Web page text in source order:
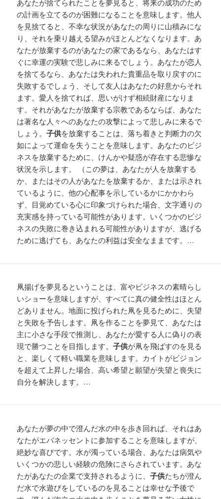
あなたが捨てられたことを夢見ると、将来の成功のため
の計画を立てるのが困難になることを意味します。他人
を見捨てると、不幸な状況があなたの周りに山積みにな
り、それを乗り越える望みがほとんどなくなります。あ
なたが放棄するのがあなたの家であるなら、あなたはす
ぐに幸運の実験で悲しみに来るでしょう。あなたが恋人
を捨てるなら、あなたは失われた貴重品を取り戻すのに
失敗するでしょう、そして友人はあなたの好意からそれ
ます。愛人を捨てれば、思いがけず相続財産になりま
す。それがあなたが放棄する宗教であるならば、あなた
は著名な人々へのあなたの攻撃によって悲しみに来るで
しょう。子供を放棄することは、落ち着きと判断力の欠
如によって運命を失うことを意味します。あなたのビジ
ネスを放棄するために、けんかや疑惑が存在する悲惨な
状況を示します。 （この夢は、あなたが人を放棄する
か、またはその人があなたを放棄するか、または示され
ているように、他の心配事を示しているかにかかわら
ず、目覚めている心に印象づけられた場合、文字通りの
充実感を持っている可能性があります。いくつかのビジ
ネスの失敗に巻き込まれる可能性がありますが、逃げる
ために逃げても、あなたの利益は安全なままです。…
凧揚げを夢見るということは、富やビジネスの素晴らし
いショーを意味しますが、すべてに真の健全性はほとん
どありません。地面に投げられた凧を見るために、失望
と失敗を予告します。凧を作ることを夢見て、あなたは
主に小さな手段で推測し、あなたが愛する人に偽りの表
現で勝つことを目指します。子供が凧を飛ばすのを見る
と、楽しくて軽い職業を意味します。カイトがビジョン
を超えて上昇した場合、高い希望と願望が失望と喪失に
自分を解決します。…
あなたが夢の中で澄んだ水の中を歩き回れば、それはあ
なたがエバネッセントに参加することを意味しますが、
絶妙な喜びです。水が濁っている場合、あなたは病気や
いくつかの悲しい経験の危険にさらされています。あな
たがあなたの企業で支持されるように、子供たちが澄ん
だ水で水遊びをしているのを見ることは幸せな予後で